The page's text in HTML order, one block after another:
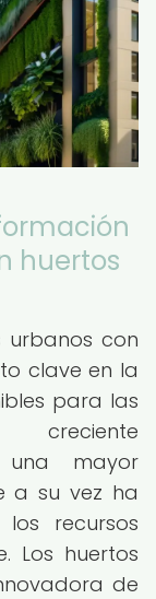
huertos
urbanos con
clave en la
para las
creciente
una mayor
a su vez ha
recursos
Los huertos
de